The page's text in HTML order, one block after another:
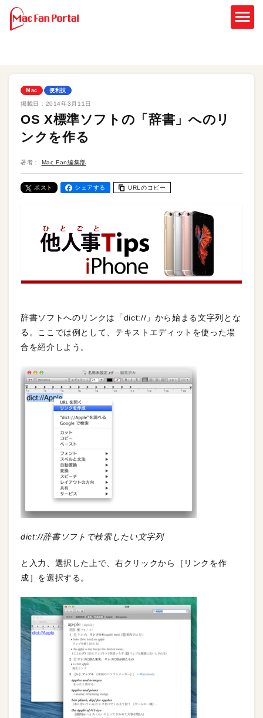
Mac 便利技
掲載日： 2014年3月11日
OS X標準ソフトの「辞書」へのリ
ンクを作る
著者： Mac Fan編集部
ポスト シェアする URLのコピー
辞書ソフトへのリンクは「dict://」から始まる文字列とな
る。ここでは例として、テキストエディットを使った場
合を紹介しよう。
dict://辞書ソフトで検索したい文字列
と入力、選択した上で、右クリックから［リンクを作
成］を選択する。